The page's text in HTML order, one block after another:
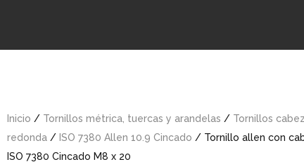
Inicio / Tornillos métrica, tuercas y arandelas / Tornillos
redonda / ISO 7380 Allen 10.9 Cincado / Tornillo allen con
ISO 7380 Cincado M8 x 20